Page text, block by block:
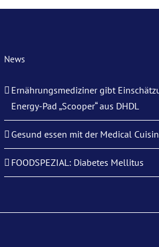
News
Ernährungsmediziner gibt
Energy-Pad „Scooper“ aus DHDL
Gesund essen mit der Medical
FOODSPEZIAL: Diabetes Mellitus